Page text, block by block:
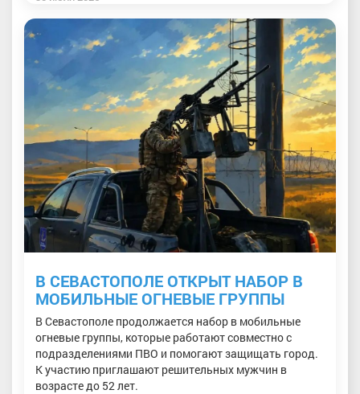
В СЕВАСТОПОЛЕ ОТКРЫТ НАБОР В
МОБИЛЬНЫЕ ОГНЕВЫЕ ГРУППЫ
В Севастополе продолжается набор в мобильные
огневые группы, которые работают совместно с
подразделениями ПВО и помогают защищать город.
К участию приглашают решительных мужчин в
возрасте до 52 лет.